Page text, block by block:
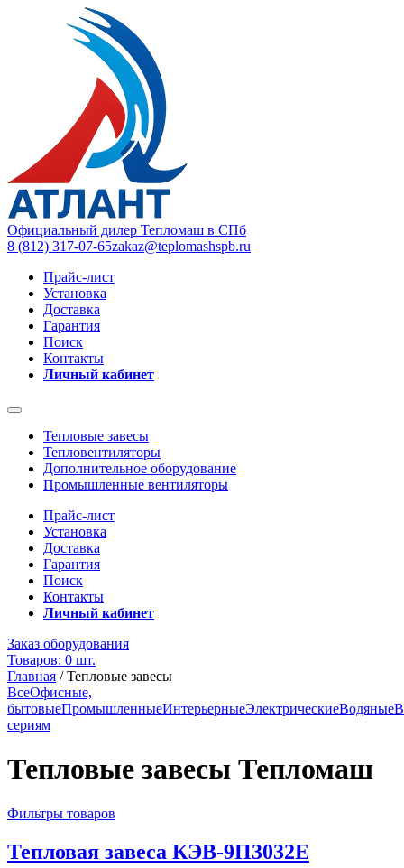
Официальный дилер Тепломаш в СПб
8 (812) 317-07-65zakaz@teplomashspb.ru
Прайс-лист
Установка
Доставка
Гарантия
Поиск
Контакты
Личный кабинет
Тепловые завесы
Тепловентиляторы
Дополнительное оборудование
Промышленные вентиляторы
Прайс-лист
Установка
Доставка
Гарантия
Поиск
Контакты
Личный кабинет
Заказ оборудования
Товаров: 0 шт.
Главная /Тепловые завесы
ВсеОфисные,
бытовыеПромышленныеИнтерьерныеЭлектрическиеВодяные
сериям
Тепловые завесы Тепломаш
Фильтры товаров
Тепловая завеса КЭВ-9П3032E